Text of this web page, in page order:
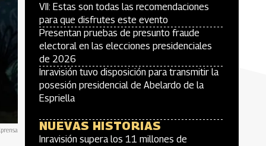
VII: Estas son todas las recomendaciones
para que disfrutes este evento
Presentan pruebas de presunto fraude
electoral en las elecciones presidenciales
de 2026
Inravisión tuvo disposición para transmitir la
posesión presidencial de Abelardo de la
Espriella
NUEVAS HISTORIAS
Inravisión supera los 11 millones de